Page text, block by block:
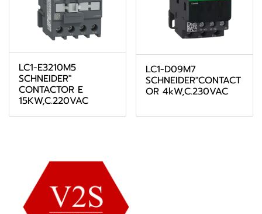
LC1-E3210M5
SCHNEIDER"
CONTACTOR E
15KW,C.220VAC
LC1-D09M7
SCHNEIDER"CONTACT
OR 4kW,C.230VAC